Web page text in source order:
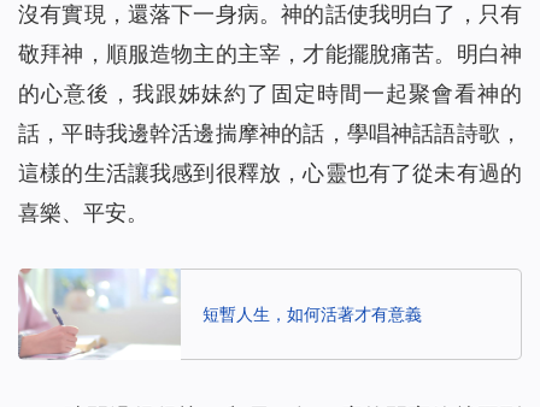
沒有實現，還落下一身病。神的話使我明白了，只有
敬拜神，順服造物主的主宰，才能擺脫痛苦。明白神
的心意後，我跟姊妹約了固定時間一起聚會看神的
話，平時我邊幹活邊揣摩神的話，學唱神話語詩歌，
這樣的生活讓我感到很釋放，心靈也有了從未有過的
喜樂、平安。
短暫人生，如何活著才有意義